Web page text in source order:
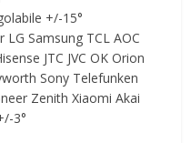
+/-15°
LG Samsung TCL AOC
JTC JVC OK Orion
Sony Telefunken
Zenith Xiaomi Akai
3°